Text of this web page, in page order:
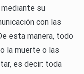
su
con las
esta manera, todo
la muerte o las
es decir: toda